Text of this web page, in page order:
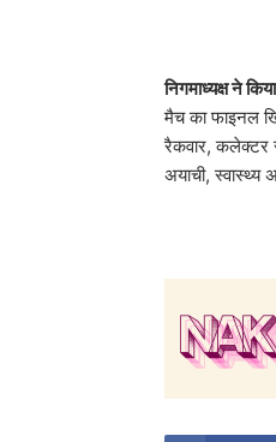
निगमाध्यक्ष ने
मैच का फाइनल
रैकवार, कलेक्टर
अयाची, स्वास्थ्य